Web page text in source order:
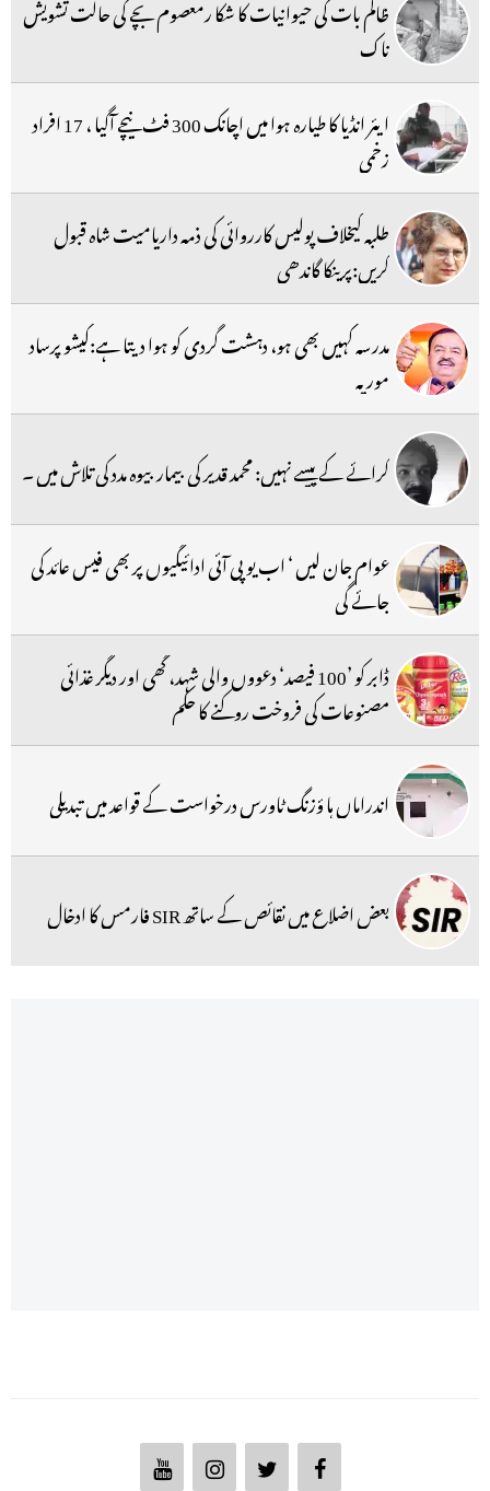
ظالم بات کی حیوانیات کا شکا رمعصوم بچے کی حالت تشویش
ناک
ایئر انڈیا کا طیارہ ہوا میں اچانک 300 فٹ نیچے آگیا ، 17 افراد
زخمی
طلبہ کیخلاف پولیس کارروائی کی ذمہ داریامیت شاہ قبول
کریں:پرینکا گاندھی
مدرسہ کہیں بھی ہو، دہشت گردی کو ہوا دیتا ہے:کیشو پرساد
موریہ
کرائے کے پیسے نہیں: محمد قدیر کی بیمار بیوہ مدد کی تلاش میں ۔
عوام جان لیں ‘ اب یو پی آئی ادائیگیوں پر بھی فیس عائد کی
جائے گی
ڈابر کو ’100 فیصد‘ دعووں والی شہد، گھی اور دیگر غذائی
مصنوعات کی فروخت روکنے کا حکم
اندراماں ہا ؤزنگ ٹاورس درخواست کے قواعد میں تبدیلی
بعض اضلاع میں نقائص کے ساتھ SIR فارمس کا ادخال